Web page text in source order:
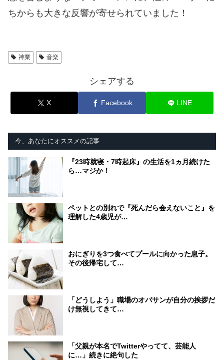
ちからも大きな反響が寄せられていました！
神業 音楽
シェアする
X Facebook LINE
今、あなたにオススメの記事
『23時就寝・7時起床』の生活を1ヵ月続けた
ら…マジか！
ペットとの別れで『死んだら会えないこと』を
理解した4歳児が…
おにぎりを3つ食べてプールに向かった息子。
その後帰宅して…
「どうしよう」職場のオバサンが自分の挨拶だ
け無視してきて…
「父親が本名でTwitterやってて、芸能人
に…」続きに絶句した